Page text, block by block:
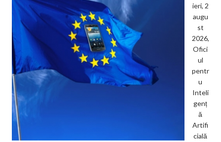
ieri, 2
augu
st
2026,
Ofici
ul
pentr
u
Inteli
genț
ă
Artifi
cială